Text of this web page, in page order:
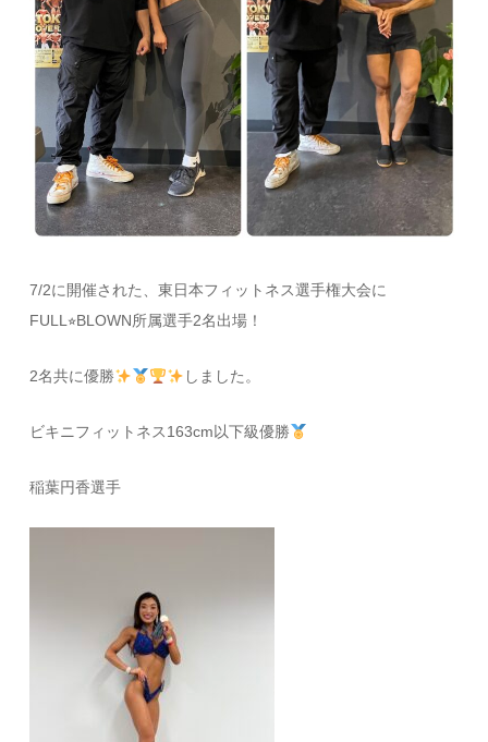
7/2に開催された、東日本フィットネス選手権大会に
FULL⭐︎BLOWN所属選手2名出場！
2名共に優勝 しました。
ビキニフィットネス163cm以下級優勝
稲葉円香選手